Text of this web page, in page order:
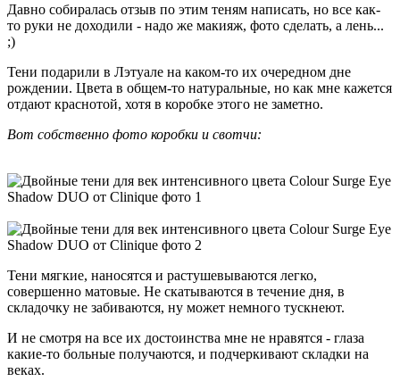
Давно собиралась отзыв по этим теням написать, но все как-
то руки не доходили - надо же макияж, фото сделать, а лень...
;)
Тени подарили в Лэтуале на каком-то их очередном дне
рождении. Цвета в общем-то натуральные, но как мне кажется
отдают краснотой, хотя в коробке этого не заметно.
Вот собственно фото коробки и свотчи:
Тени мягкие, наносятся и растушевываются легко,
совершенно матовые. Не скатываются в течение дня, в
складочку не забиваются, ну может немного тускнеют.
И не смотря на все их достоинства мне не нравятся - глаза
какие-то больные получаются, и подчеркивают складки на
веках.